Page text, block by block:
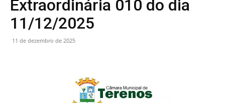
Extraordinária 010 do dia
11/12/2025
11 de dezembro de 2025